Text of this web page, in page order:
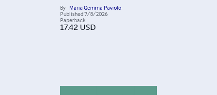
By Maria Gemma Paviolo
Published7/8/2026
Paperback
17.42 USD